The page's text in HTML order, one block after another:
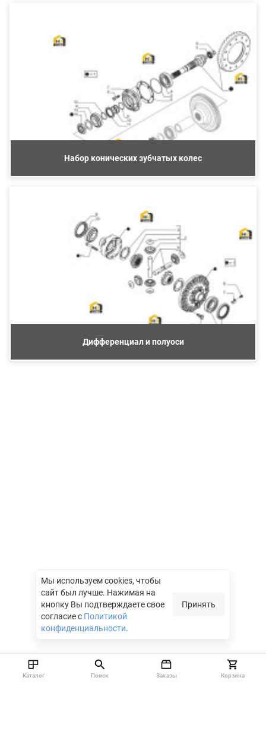
Набор конических зубчатых колес
Дифференциал и полуоси
Мы используем cookies, чтобы
сайт был лучше. Нажимая на
кнопку Вы подтверждаете свое
согласие с Политикой
конфиденциальности.
Принять
Каталог Поиск Заказы Корзина